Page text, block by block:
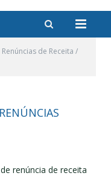
Renúncias de Receita /
renúncia de receita